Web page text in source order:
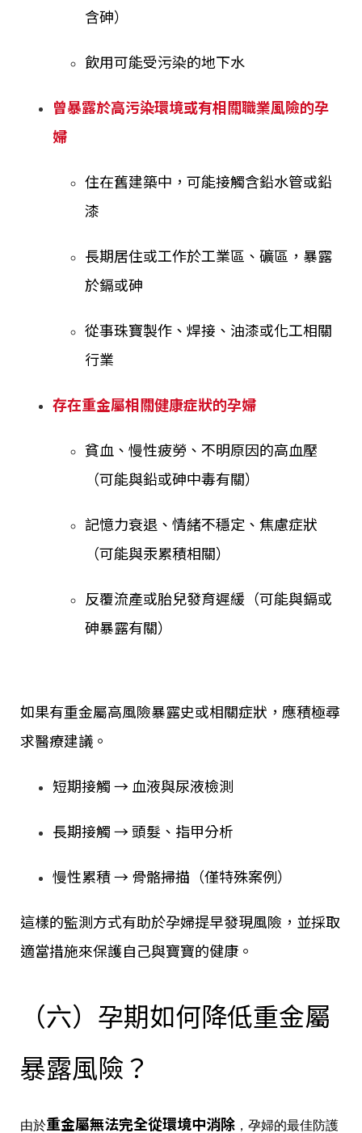
含砷）
飲用可能受污染的地下水
曾暴露於高污染環境或有相關職業風險的孕
婦
住在舊建築中，可能接觸含鉛水管或鉛
漆
長期居住或工作於工業區、礦區，暴露
於鎘或砷
從事珠寶製作、焊接、油漆或化工相關
行業
存在重金屬相關健康症狀的孕婦
貧血、慢性疲勞、不明原因的高血壓
（可能與鉛或砷中毒有關）
記憶力衰退、情緒不穩定、焦慮症狀
（可能與汞累積相關）
反覆流產或胎兒發育遲緩（可能與鎘或
砷暴露有關）
如果有重金屬高風險暴露史或相關症狀，應積極尋
求醫療建議。
短期接觸 → 血液與尿液檢測
長期接觸 → 頭髮、指甲分析
慢性累積 → 骨骼掃描（僅特殊案例）
這樣的監測方式有助於孕婦提早發現風險，並採取
適當措施來保護自己與寶寶的健康。
（六）孕期如何降低重金屬
暴露風險？
由於重金屬無法完全從環境中消除 ，孕婦的最佳防護